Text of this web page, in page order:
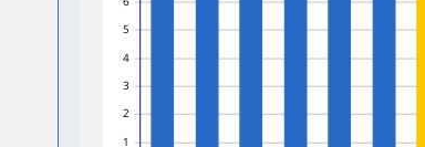
1
2
3
4
5